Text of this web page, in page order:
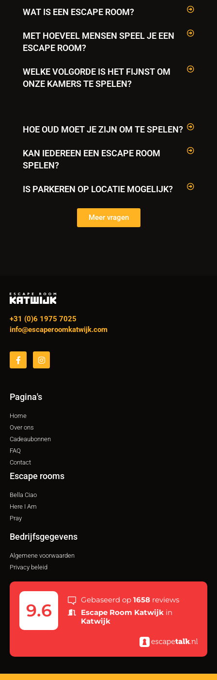
WAT IS EEN ESCAPE ROOM?
MET HOEVEEL MENSEN SPEEL JE EEN
ESCAPE ROOM?
WELKE VOLGORDE IS HET FIJNST OM
ONZE KAMERS TE SPELEN?
HOE OUD MOET JE ZIJN OM TE SPELEN?
KAN IEDEREEN EEN ESCAPE ROOM
SPELEN?
IS PARKEREN OP LOCATIE MOGELIJK?
Meer vragen
+31 (0)6 1975 7025
info@escaperoomkatwijk.com
Pagina's
Home
Over ons
Cadeaubonnen
FAQ
Contact
Escape rooms
Bella Ciao
Here I Am
Pray
Bedrijfsgegevens
Algemene voorwaarden
Privacy beleid
9.6 Gebaseerd op 1658 reviews
Escape Room Katwijkin
Katwijk